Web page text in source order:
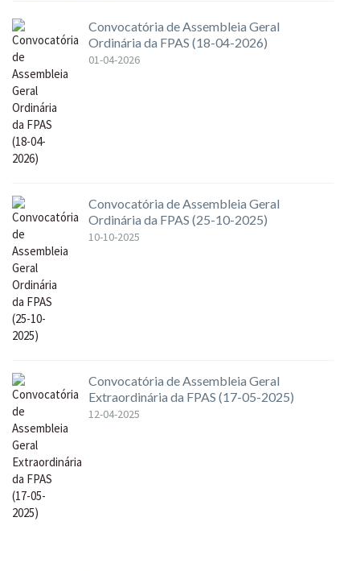
Convocatória de Assembleia Geral
Ordinária da FPAS (18-04-2026)
01-04-2026
Convocatória de Assembleia Geral
Ordinária da FPAS (25-10-2025)
10-10-2025
Convocatória de Assembleia Geral
Extraordinária da FPAS (17-05-2025)
12-04-2025